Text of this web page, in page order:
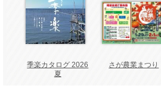
季楽カタログ 2026
夏
さが農業まつり